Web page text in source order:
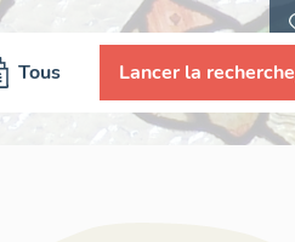
Tous Lancer la recherche